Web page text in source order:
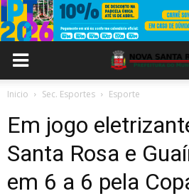
Inicio Sec. Esportes Esporte
Em jogo
Santa Rosa e
em 6 a 6 pela